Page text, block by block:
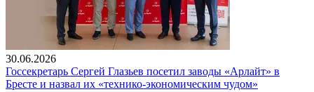
30.06.2026
Госсекретарь Сергей Глазьев посетил заводы «Арлайт» в
Бресте и назвал их «технико-экономическим чудом»